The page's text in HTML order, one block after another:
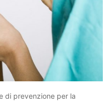
di prevenzione per la